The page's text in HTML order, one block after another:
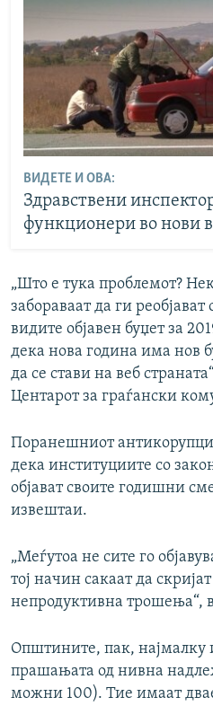
ВИДЕТЕ И ОВА:
Здравствени
функционери во нови
„Што е тука проблемот?
забораваат да ги
видите објавен буџет за
дека нова година има нов
да се стави на веб
Центарот за граѓански
Поранешниот
дека институциите со
објават своите годишни
извештаи.
„Меѓутоа не сите го
тој начин сакаат да
непродуктивна трошења“,
Општините, пак, најмалку
прашањата од нивна
можни 100). Тие имаат